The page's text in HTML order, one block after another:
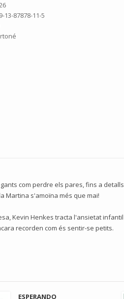
13-87878-11-5
com perdre els pares, fins a
Martina s'amoïna més que mai!
Kevin Henkes tracta l'ansietat
recorden com és sentir-se petits.
ESPERANDO